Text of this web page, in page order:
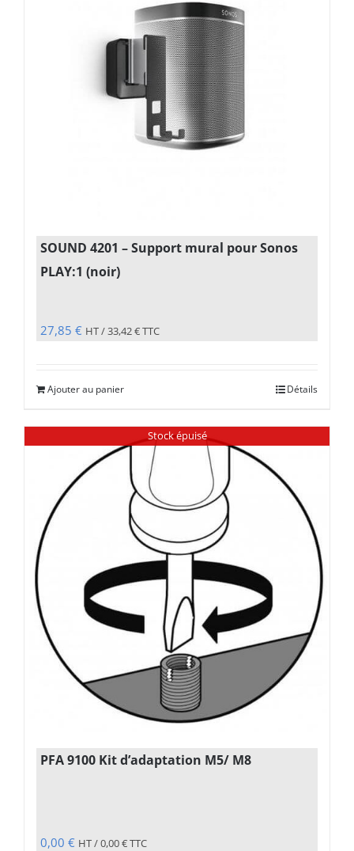
SOUND 4201 – Support mural pour Sonos
PLAY:1 (noir)
27,85 € HT /33,42€TTC
Ajouter au panier Détails
Stock épuisé
PFA 9100 Kit d’adaptation M5/ M8
0,00 € HT /0,00€TTC